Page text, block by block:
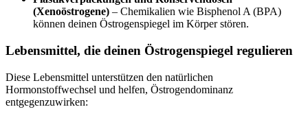
(Xenoöstrogene) – Chemikalien wie Bisphenol A (BPA)
können deinen Östrogenspiegel im Körper stören.
Lebensmittel, die deinen Östrogenspiegel regulieren
Diese Lebensmittel unterstützen den natürlichen
Hormonstoffwechsel und helfen, Östrogendominanz
entgegenzuwirken: